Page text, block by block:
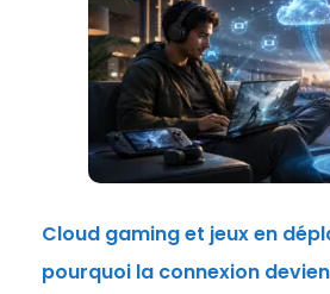
Cloud gaming et jeux en
pourquoi la connexion